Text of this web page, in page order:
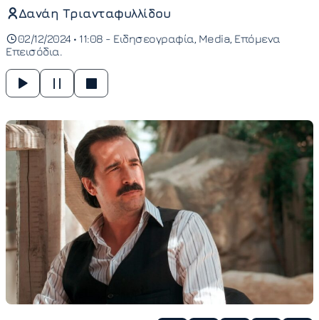
Δανάη Τριανταφυλλίδου
02/12/2024 • 11:08 - Ειδησεογραφία Media Επόμενα
Επεισόδια